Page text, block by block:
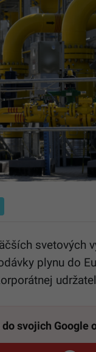
svetových
plynu do
svojich Google